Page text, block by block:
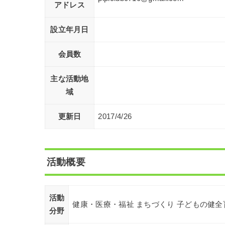
アドレス
設立年月日
会員数
主な活動地
域
更新日 2017/4/26
活動概要
活動
分野
健康・医療・福祉 まちづくり 子どもの健全